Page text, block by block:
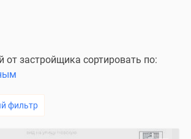
от застройщика сортировать по:
фильтр